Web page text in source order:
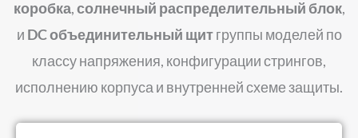
коробка,солнечный распределительный блок,
и DC объединительный щитгруппы моделей по
классу напряжения, конфигурации стрингов,
исполнению корпуса и внутренней схеме защиты.